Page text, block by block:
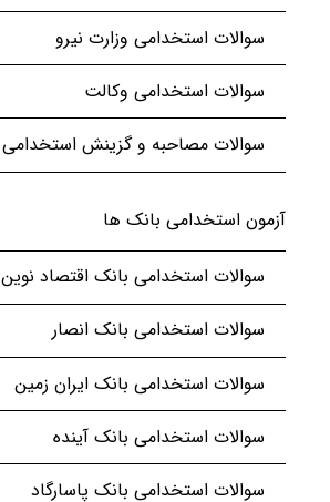
سوالات استخدامی وزارت نیرو
سوالات استخدامی وکالت
سوالات مصاحبه و گزینش استخدامی
آزمون استخدامی بانک ها
سوالات استخدامی بانک اقتصاد نوین
سوالات استخدامی بانک انصار
سوالات استخدامی بانک ایران زمین
سوالات استخدامی بانک آینده
سوالات استخدامی بانک پاسارگاد